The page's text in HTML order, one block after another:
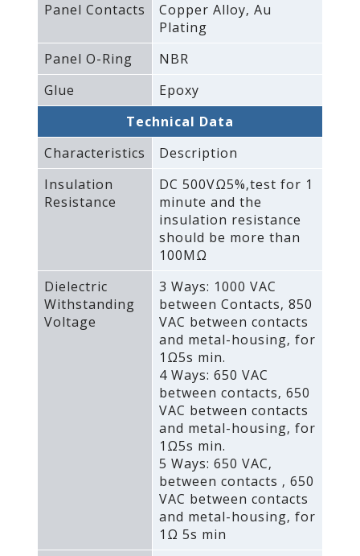
Panel Contacts
Copper Alloy‚ Au
Plating
Panel O-Ring
NBR
Glue
Epoxy
Technical Data
Characteristics
Description
Insulation
Resistance
DC 500VΩ5%‚test for 1
minute and the
insulation resistance
should be more than
100MΩ
Dielectric
Withstanding
Voltage
3 Ways: 1000 VAC
between Contacts‚ 850
VAC between contacts
and metal-housing‚ for
1Ω5s min.
4 Ways: 650 VAC
between contacts‚ 650
VAC between contacts
and metal-housing‚ for
1Ω5s min.
5 Ways: 650 VAC‚
between contacts ‚ 650
VAC between contacts
and metal-housing‚ for
1Ω 5s min